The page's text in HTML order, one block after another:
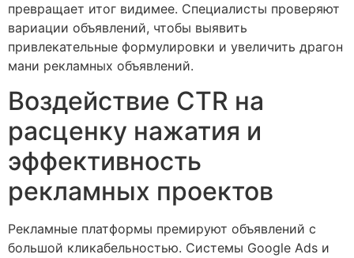
превращает итог видимее. Специалисты проверяют
вариации объявлений, чтобы выявить
привлекательные формулировки и увеличить драгон
мани рекламных объявлений.
Воздействие CTR на
расценку нажатия и
эффективность
рекламных проектов
Рекламные платформы премируют объявлений с
большой кликабельностью. Системы Google Ads и